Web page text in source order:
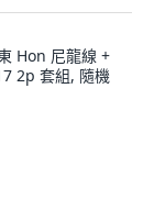
Hon 尼龍線 +
2p 套組, 隨機